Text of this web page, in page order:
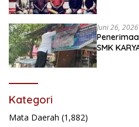
Juni 26, 2026
SMK
Kategori
Mata Daerah (1,882)